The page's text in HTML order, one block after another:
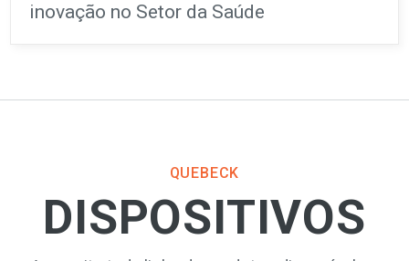
inovação no Setor da Saúde
QUEBECK
DISPOSITIVOS